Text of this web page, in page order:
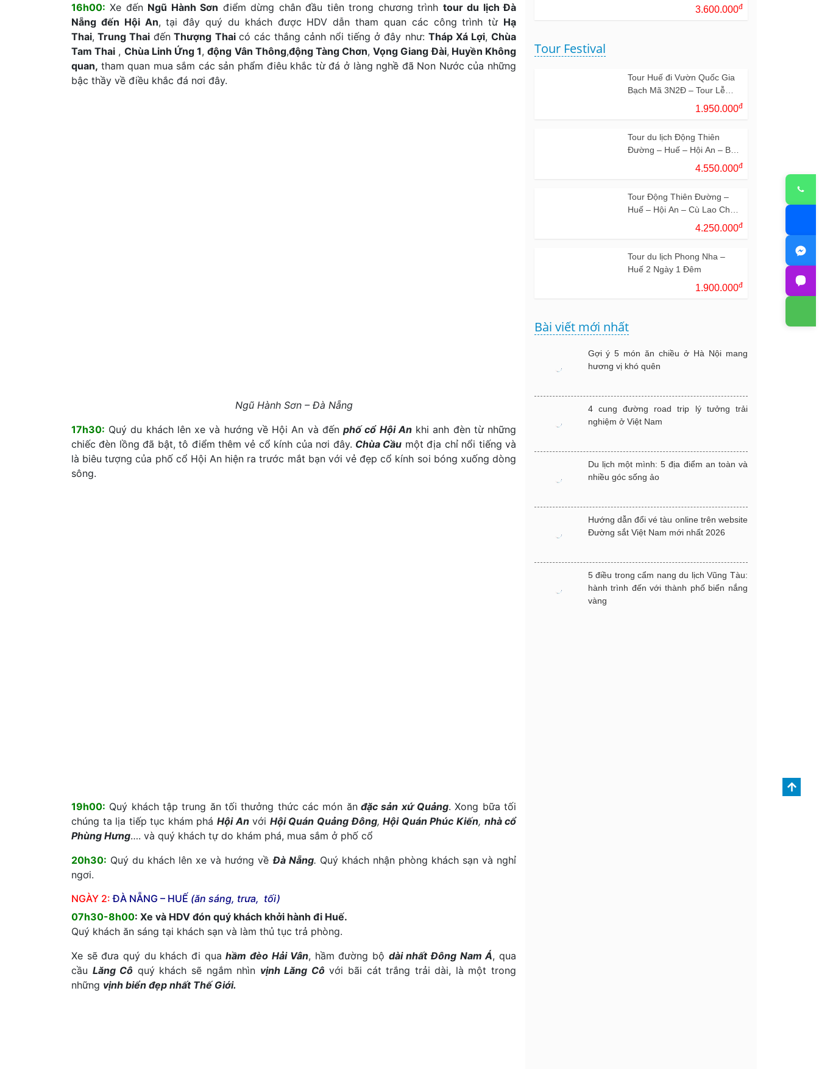
16h00: Xe đến Ngũ Hành Sơn điểm dừng chân đầu tiên trong chương trình tour du lịch Đà
Nẵng đến Hội An, tại đây quý du khách được HDV dẫn tham quan các công trình từ Hạ
Thai, Trung Thai đến Thượng Thai có các thắng cảnh nổi tiếng ở đây như: Tháp Xá Lợi,Chùa
Tam Thai , Chùa Linh Ứng 1,động Vân Thông,động Tàng Chơn,Vọng Giang Đài, Huyền Không
quan, tham quan mua sắm các sản phẩm điêu khắc từ đá ở làng nghề đã Non Nước của những
bậc thầy về điều khắc đá nơi đây.
Ngũ Hành Sơn – Đà Nẵng
17h30: Quý du khách lên xe và hướng về Hội An và đếnphố cổ Hội Ankhi anh đèn từ những
chiếc đèn lồng đã bật, tô điểm thêm vẻ cổ kính của nơi đây. Chùa Cầu một địa chỉ nổi tiếng và
là biêu tượng của phố cổ Hội An hiện ra trước mắt bạn với vẻ đẹp cổ kính soi bóng xuống dòng
sông.
19h00: Quý khách tập trung ăn tối thưởng thức các món ăn đặc sản xứ Quảng. Xong bữa tối
chúng ta lịa tiếp tục khám pháHội Anvới Hội Quán Quảng Đông,Hội Quán Phúc Kiến, nhà cổ
Phùng Hưng…. và quý khách tự do khám phá, mua sắm ở phố cổ
20h30: Quý du khách lên xe và hướng vềĐà Nẵng. Quý khách nhận phòng khách sạn và nghỉ
ngơi.
NGÀY 2: ĐÀ NẴNG – HUẾ (ăn sáng, trưa, tối)
07h30-8h00: Xe và HDV đón quý khách khởi hành đi Huế.
Quý khách ăn sáng tại khách sạn và làm thủ tục trả phòng.
Xe sẽ đưa quý du khách đi quahầm đèo Hải Vân, hầm đường bộ dài nhất Đông Nam Á, qua
cầu Lăng Cô quý khách sẽ ngắm nhìn vịnh Lăng Côvới bãi cát trắng trải dài, là một trong
những vịnh biển đẹp nhất Thế Giới.
3.600.000đ
Tour Festival
Tour Huế đi Vườn Quốc Gia
Bạch Mã 3N2Đ – Tour Lễ
1.950.000đ
Tour du lịch Động Thiên
Đường – Huế – Hội An – Bà
4.550.000đ
Tour Động Thiên Đường –
Huế – Hội An – Cù Lao Chàm
4N3Đ (Tour Festival)
4.250.000đ
Tour du lịch Phong Nha –
Huế 2 Ngày 1 Đêm
1.900.000đ
Bài viết mới nhất
Gợi ý 5 món ăn chiều ở Hà Nội mang
hương vị khó quên
4 cung đường road trip lý tưởng trải
nghiệm ở Việt Nam
Du lịch một mình: 5 địa điểm an toàn và
nhiều góc sống ảo
Hướng dẫn đổi vé tàu online trên website
Đường sắt Việt Nam mới nhất 2026
5 điều trong cẩm nang du lịch Vũng Tàu:
hành trình đến với thành phố biển nắng
vàng